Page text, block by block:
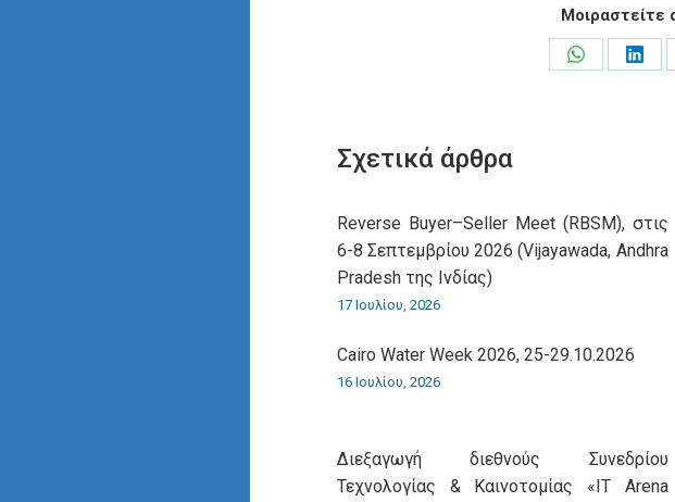
Μοιραστείτε
Share
Σχετικά άρθρα
Reverse Buyer–Seller Meet (RBSM), στις
6-8 Σεπτεμβρίου 2026 (Vijayawada, Andhra
Pradesh της Ινδίας)
17 Ιουλίου, 2026
Cairo Water Week 2026, 25-29.10.2026
16 Ιουλίου, 2026
Διεξαγωγή διεθνούς Συνεδρίου
Τεχνολογίας & Καινοτομίας «IT Arena